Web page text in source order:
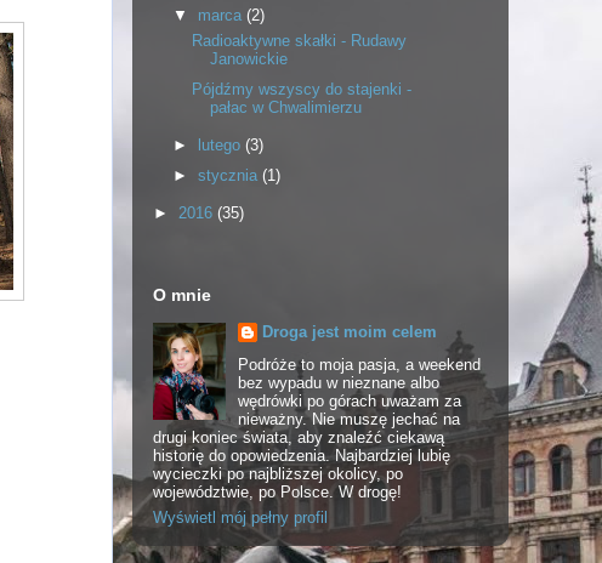
▼ marca (2)
Radioaktywne skałki - Rudawy
Janowickie
Pójdźmy wszyscy do stajenki -
pałac w Chwalimierzu
► lutego (3)
► stycznia (1)
► 2016 (35)
O mnie
Droga jest moim celem
Podróże to moja pasja, a weekend
bez wypadu w nieznane albo
wędrówki po górach uważam za
nieważny. Nie muszę jechać na
drugi koniec świata, aby znaleźć ciekawą
historię do opowiedzenia. Najbardziej lubię
wycieczki po najbliższej okolicy, po
województwie, po Polsce. W drogę!
Wyświetl mój pełny profil